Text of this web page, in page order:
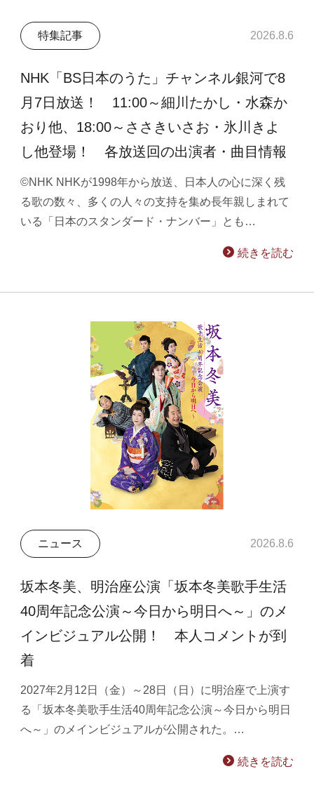
特集記事 2026.8.6
NHK「BS日本のうた」チャンネル銀河で8
月7日放送！ 11:00～細川たかし・水森か
おり他、18:00～ささきいさお・氷川きよ
し他登場！ 各放送回の出演者・曲目情報
©NHK NHKが1998年から放送、日本人の心に深く残
る歌の数々、多くの人々の支持を集め長年親しまれて
いる「日本のスタンダード・ナンバー」とも…
続きを読む
ニュース 2026.8.6
坂本冬美、明治座公演「坂本冬美歌手生活
40周年記念公演～今日から明日へ～」のメ
インビジュアル公開！ 本人コメントが到
着
2027年2月12日（金）～28日（日）に明治座で上演す
る「坂本冬美歌手生活40周年記念公演～今日から明日
へ～」のメインビジュアルが公開された。…
続きを読む